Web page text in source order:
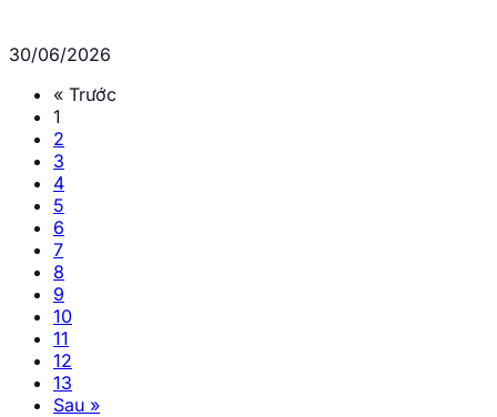
30/06/2026
« Trước
1
2
3
4
5
6
7
8
9
10
11
12
13
Sau »